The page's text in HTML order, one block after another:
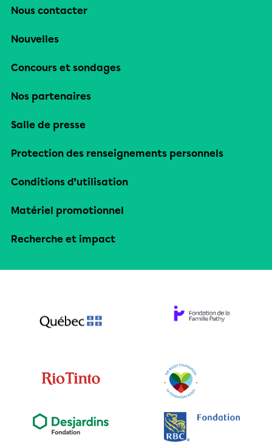
Nous contacter
Nouvelles
Concours et sondages
Nos partenaires
Salle de presse
Protection des renseignements personnels
Conditions d’utilisation
Matériel promotionnel
Recherche et impact